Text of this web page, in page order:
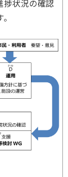
捗状況の確認